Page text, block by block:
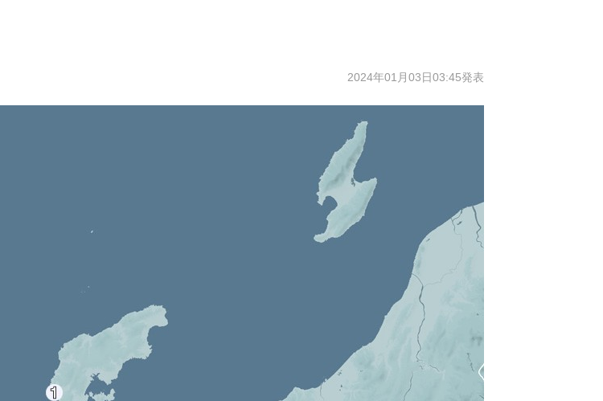
2024年01月03日03:45発表